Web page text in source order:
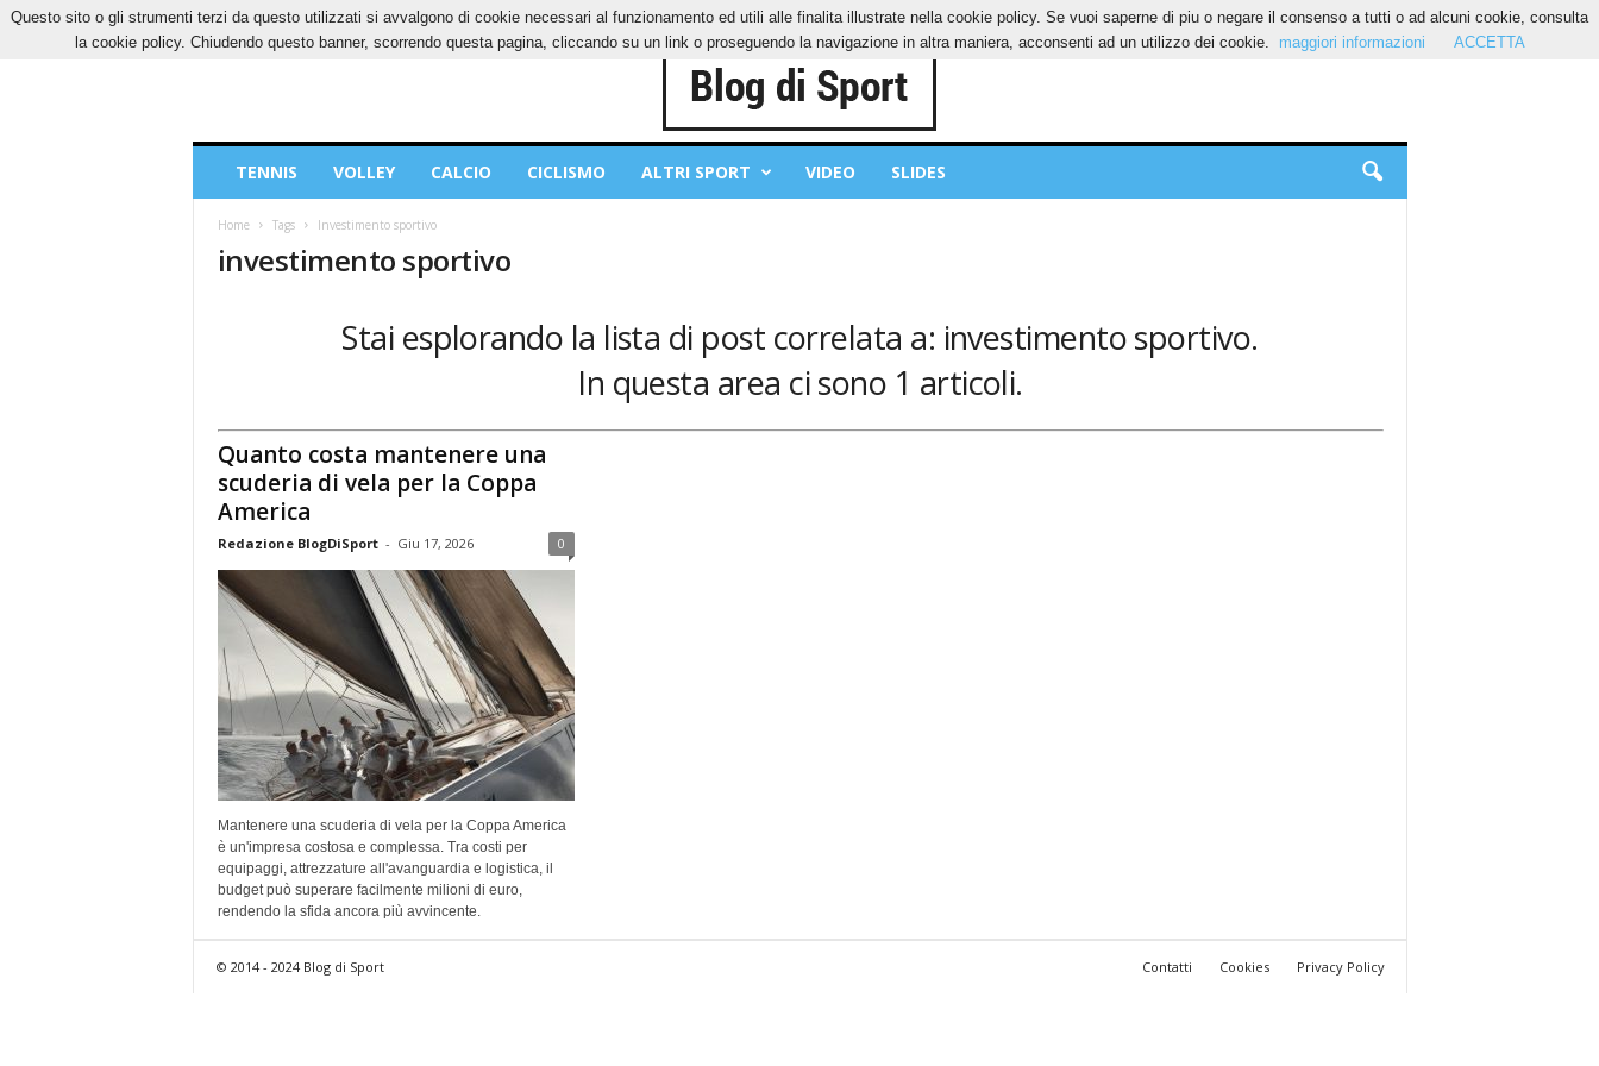
DOMENICA, 9 AGOSTO 2026 CONTATTI COOKIES PRIVACY POLICY
Sport
TENNIS VOLLEY CALCIO CICLISMO ALTRI SPORT VIDEO SLIDES
Home Tags Investimento sportivo
investimento sportivo
Stai esplorando la lista di post correlata a: investimento sportivo.
In questa area ci sono 1 articoli.
Quanto costa mantenere una
scuderia di vela per la Coppa
America
Redazione BlogDiSport - Giu 17, 2026 0
Mantenere una scuderia di vela per la Coppa America
è un'impresa costosa e complessa. Tra costi per
equipaggi, attrezzature all'avanguardia e logistica, il
budget può superare facilmente milioni di euro,
rendendo la sfida ancora più avvincente.
Contatti Cookies Privacy Policy
© 2014 - 2024 Blog di Sport
Questo sito o gli strumenti terzi da questo utilizzati si avvalgono di cookie necessari al funzionamento ed utili alle finalita illustrate nella cookie policy. Se vuoi saperne di piu o negare il consenso a tutti o ad alcuni cookie, consulta
la cookie policy. Chiudendo questo banner, scorrendo questa pagina, cliccando su un link o proseguendo la navigazione in altra maniera, acconsenti ad un utilizzo dei cookie.
maggiori informazioni ACCETTA